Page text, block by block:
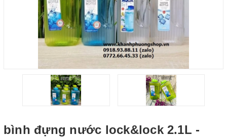
bình đựng nước lock&lock 2.1L -